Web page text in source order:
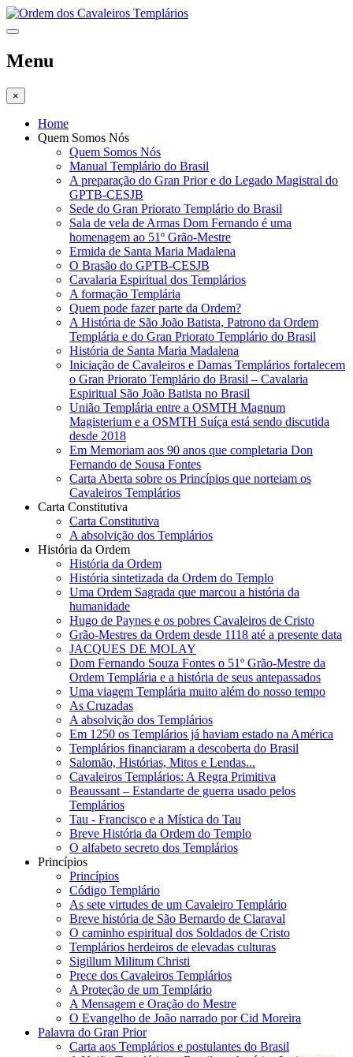
Menu
×
Home
Quem Somos Nós
Quem Somos Nós
Manual Templário do Brasil
A preparação do Gran Prior e do Legado Magistral do
GPTB-CESJB
Sede do Gran Priorato Templário do Brasil
Sala de vela de Armas Dom Fernando é uma
homenagem ao 51º Grão-Mestre
Ermida de Santa Maria Madalena
O Brasão do GPTB-CESJB
Cavalaria Espiritual dos Templários
A formação Templária
Quem pode fazer parte da Ordem?
A História de São João Batista, Patrono da Ordem
Templária e do Gran Priorato Templário do Brasil
História de Santa Maria Madalena
Iniciação de Cavaleiros e Damas Templários fortalecem
o Gran Priorato Templário do Brasil – Cavalaria
Espiritual São João Batista no Brasil
União Templária entre a OSMTH Magnum
Magisterium e a OSMTH Suíça está sendo discutida
desde 2018
Em Memoriam aos 90 anos que completaria Don
Fernando de Sousa Fontes
Carta Aberta sobre os Princípios que norteiam os
Cavaleiros Templários
Carta Constitutiva
Carta Constitutiva
A absolvição dos Templários
História da Ordem
História da Ordem
História sintetizada da Ordem do Templo
Uma Ordem Sagrada que marcou a história da
humanidade
Hugo de Paynes e os pobres Cavaleiros de Cristo
Grão-Mestres da Ordem desde 1118 até a presente data
JACQUES DE MOLAY
Dom Fernando Souza Fontes o 51º Grão-Mestre da
Ordem Templária e a história de seus antepassados
Uma viagem Templária muito além do nosso tempo
As Cruzadas
A absolvição dos Templários
Em 1250 os Templários já haviam estado na América
Templários financiaram a descoberta do Brasil
Salomão, Histórias, Mitos e Lendas...
Cavaleiros Templários: A Regra Primitiva
Beaussant – Estandarte de guerra usado pelos
Templários
Tau - Francisco e a Mística do Tau
Breve História da Ordem do Templo
O alfabeto secreto dos Templários
Princípios
Princípios
Código Templário
As sete virtudes de um Cavaleiro Templário
Breve história de São Bernardo de Claraval
O caminho espiritual dos Soldados de Cristo
Templários herdeiros de elevadas culturas
Sigillum Militum Christi
Prece dos Cavaleiros Templários
A Proteção de um Templário
A Mensagem e Oração do Mestre
O Evangelho de João narrado por Cid Moreira
Palavra do Gran Prior
Carta aos Templários e postulantes do Brasil